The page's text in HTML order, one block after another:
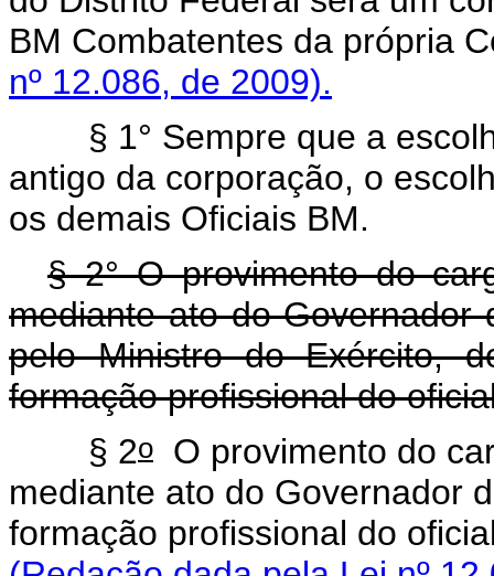
BM Combatentes da própria
nº 12.086, de 2009).
§ 1° Sempre que a
antigo da corporação, o
os demais Oficiais BM.
§ 2° O provimento do
mediante ato do Governador
pelo Ministro do Exército,
formação profissional do
§ 2o O provimento do
mediante ato do Governador
formação profissional do